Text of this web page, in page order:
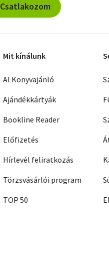
Csatlakozom
Mit kínálunk
AI Könyvajánló
Ajándékkártyák
Bookline Reader
Előfizetés
Hírlevél feliratkozás
Törzsvásárlói program
TOP 50